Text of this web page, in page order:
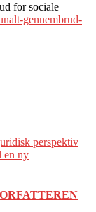
for sociale
gennembrud-
perspektiv
en ny